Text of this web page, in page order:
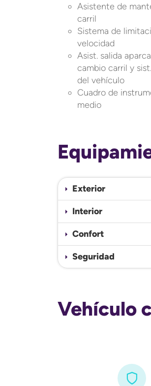
Asistente de
carril
Sistema de
velocidad
Asist. salida
cambio carril y
del vehículo
Cuadro de
medio
Exterior
Interior
Confort
Seguridad
Vehículo